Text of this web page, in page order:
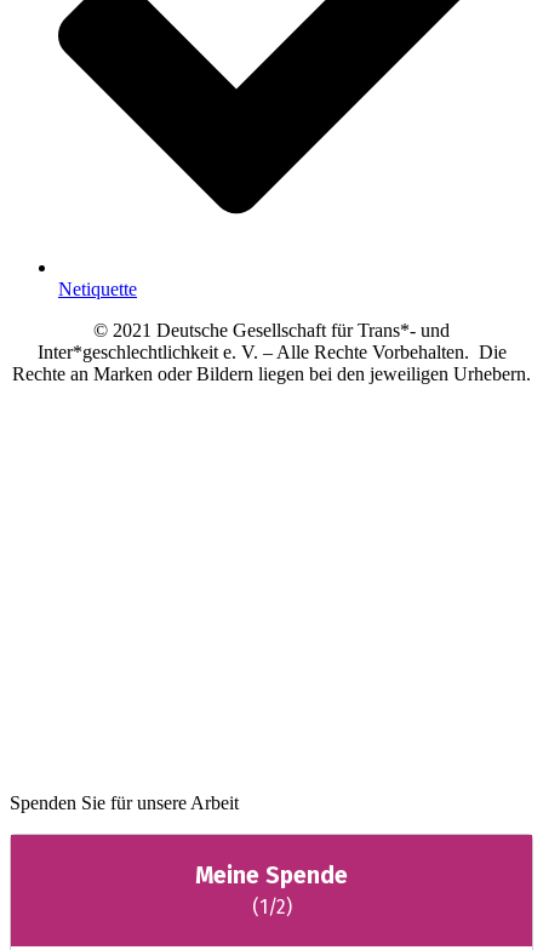
Netiquette
© 2021 Deutsche Gesellschaft für Trans*- und
Inter*geschlechtlichkeit e. V. – Alle Rechte Vorbehalten. Die
Rechte an Marken oder Bildern liegen bei den jeweiligen Urhebern.
Spenden Sie für unsere Arbeit